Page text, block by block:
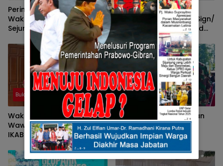
Peringatan HJK Ke 241,
Wako Ramlan Paparkan
Sejumlah Prestasi
Bukittinggi Gemilang,
Berkeadilan, Dan
Berbudaya
Walikota Ramlan
Gemakan Peluncuran Sign/
Tanda Nama Satu Abad
Jam Gadang
Bukittingi
Wako Ramlan Dan
Wawako Ibnu Diundang
IKAB Palembang Resmikan
Baitul Maal
Bukittingi
Wako Ramlan Teguhkan
Bela Negara Untuk
Indonesia Maju